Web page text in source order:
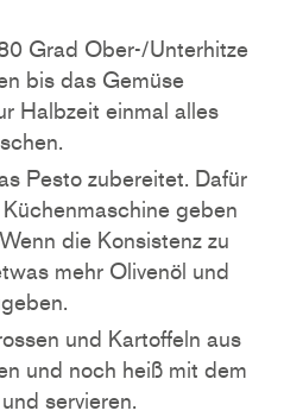
bis das Gemüse
Halbzeit einmal alles
geben
die Konsistenz zu
mehr Olivenöl und
und noch heiß mit dem
servieren.